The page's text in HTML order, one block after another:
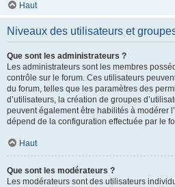
Haut
Niveaux des utilisateurs et
Que sont les administrateurs ?
Les administrateurs sont les membres
contrôle sur le forum. Ces utilisateurs
du forum, telles que les paramètres des
d’utilisateurs, la création de groupes
peuvent également être habilités à modérer
dépend de la configuration effectuée par le
Haut
Que sont les modérateurs ?
Les modérateurs sont des utilisateurs